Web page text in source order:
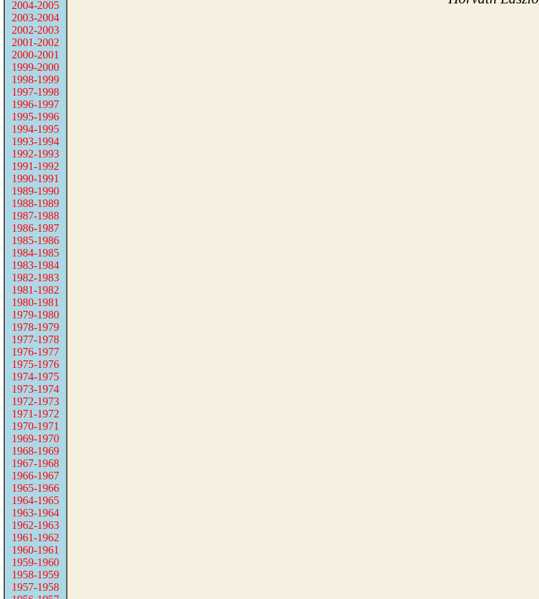
2004-2005
2003-2004
2002-2003
2001-2002
2000-2001
1999-2000
1998-1999
1997-1998
1996-1997
1995-1996
1994-1995
1993-1994
1992-1993
1991-1992
1990-1991
1989-1990
1988-1989
1987-1988
1986-1987
1985-1986
1984-1985
1983-1984
1982-1983
1981-1982
1980-1981
1979-1980
1978-1979
1977-1978
1976-1977
1975-1976
1974-1975
1973-1974
1972-1973
1971-1972
1970-1971
1969-1970
1968-1969
1967-1968
1966-1967
1965-1966
1964-1965
1963-1964
1962-1963
1961-1962
1960-1961
1959-1960
1958-1959
1957-1958